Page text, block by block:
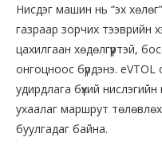
Нисдэг машин нь “эх
газраар зорчих тээврийн
цахилгаан хөдөлгүүртэй,
онгоцноос бүрдэнэ.
удирдлага бүхий
ухаалаг маршрут
буулгадаг байна.